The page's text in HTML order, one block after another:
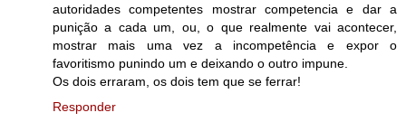
autoridades competentes mostrar competencia e dar a
punição a cada um, ou, o que realmente vai acontecer,
mostrar mais uma vez a incompetência e expor o
favoritismo punindo um e deixando o outro impune.
Os dois erraram, os dois tem que se ferrar!
Responder